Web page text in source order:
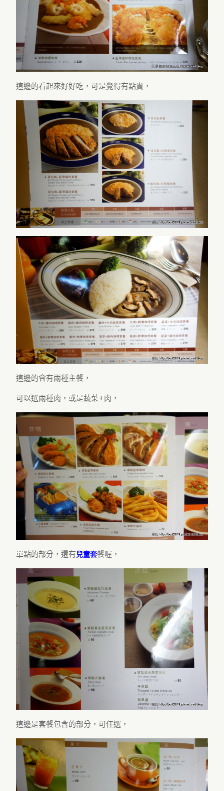
這邊的看起來好好吃，可是覺得有點貴，
這邊的會有兩種主餐，
可以選兩種肉，或是蔬菜+肉，
單點的部分，還有兒童套餐喔，
這邊是套餐包含的部分，可任選，